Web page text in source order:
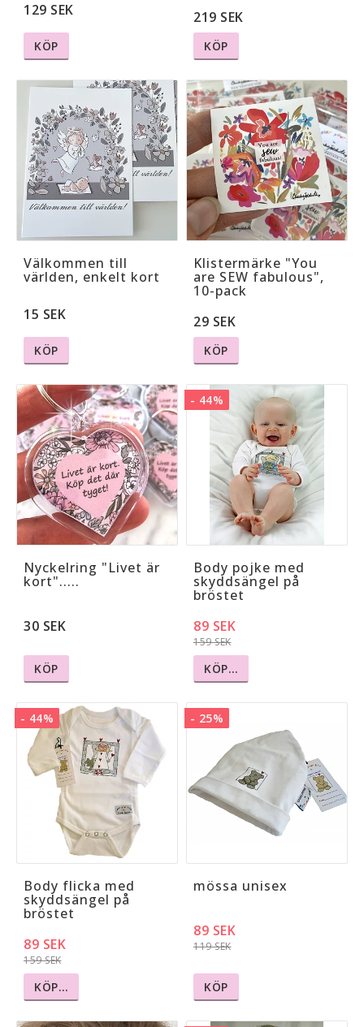
129 SEK
KÖP
219 SEK
KÖP
Välkommen till
världen, enkelt kort
15 SEK
KÖP
Klistermärke "You
are SEW fabulous",
10-pack
29 SEK
KÖP
Nyckelring "Livet är
kort".....
30 SEK
KÖP
- 44%
Body pojke med
skyddsängel på
bröstet
159 SEK
89 SEK
KÖP…
- 44%
Body flicka med
skyddsängel på
bröstet
159 SEK
89 SEK
KÖP…
- 25%
mössa unisex
119 SEK
89 SEK
KÖP